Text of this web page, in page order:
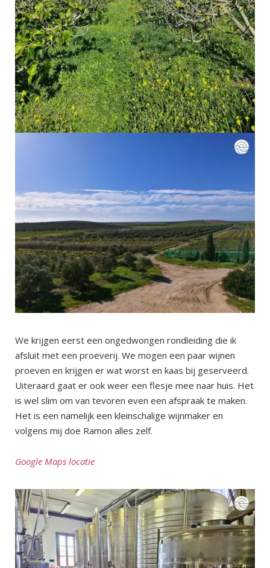
We krijgen eerst een ongedwongen rondleiding die ik
afsluit met een proeverij. We mogen een paar wijnen
proeven en krijgen er wat worst en kaas bij geserveerd.
Uiteraard gaat er ook weer een flesje mee naar huis. Het
is wel slim om van tevoren even een afspraak te maken.
Het is een namelijk een kleinschalige wijnmaker en
volgens mij doe Ramon alles zelf.
Google Maps locatie